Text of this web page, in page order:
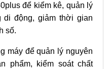
để kiểm kê, quản lý
di động, giảm thời gian
số.
máy để quản lý nguyên
phẩm, kiểm soát chất